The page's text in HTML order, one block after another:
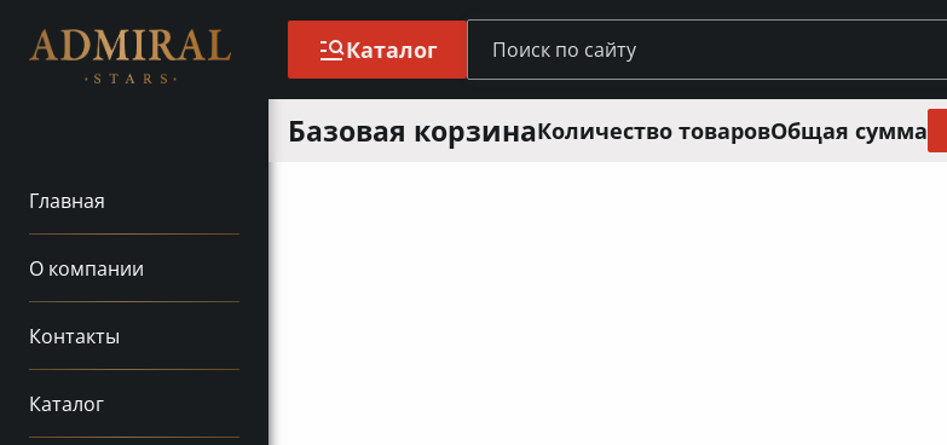
Главная
О компании
Контакты
Каталог
Каталог
Базовая корзинаКоличество товаровОбщая сумма